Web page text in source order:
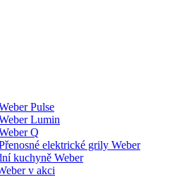
Pulse
Lumin
Q
elektrické grily Weber
kuchyně Weber
v akci